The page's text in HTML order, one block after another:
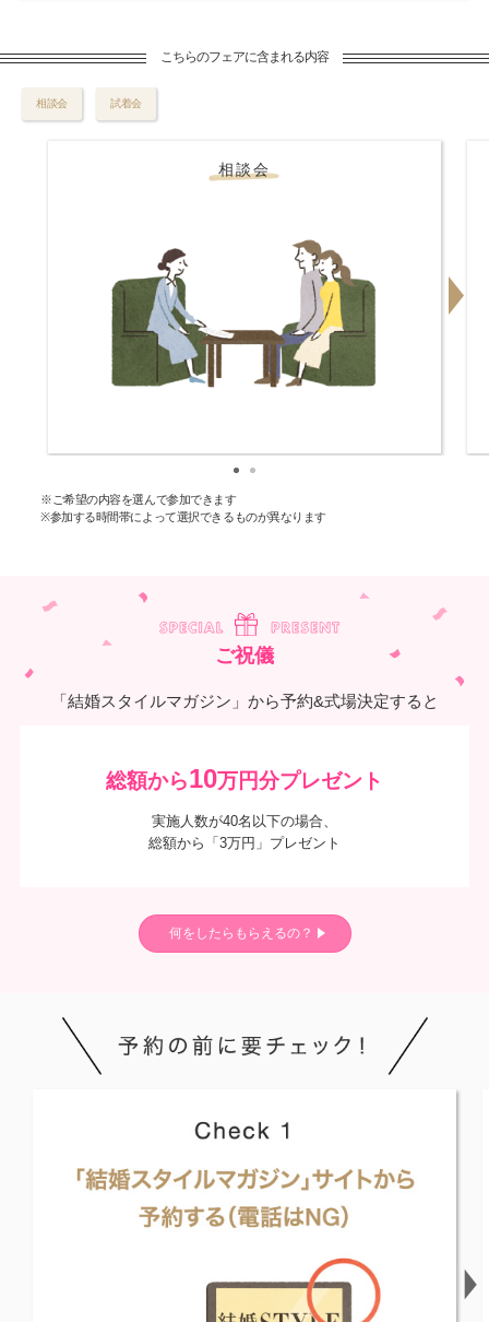
こちらのフェアに含まれる内容
相談会 試着会
相談会
※ご希望の内容を選んで参加できます
※参加する時間帯によって選択できるものが異なります
ご祝儀
「結婚スタイルマガジン」から予約&式場決定すると
総額から10万円分プレゼント
実施人数が40名以下の場合、
総額から「3万円」プレゼント
何をしたらもらえるの？